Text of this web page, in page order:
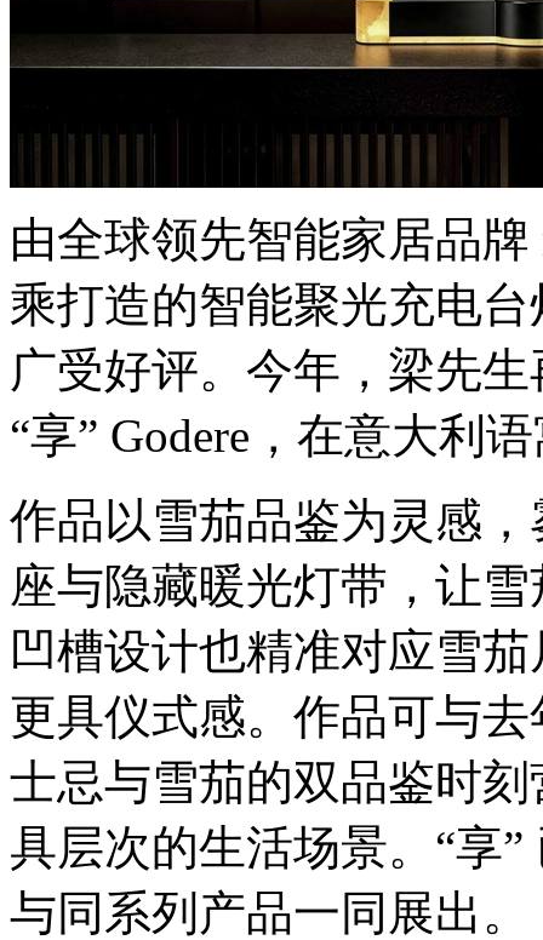
由全球领先智能家居品
乘打造的智能聚光充电
广受好评。今年，梁先
“享” Godere，在意大利
作品以雪茄品鉴为灵感
座与隐藏暖光灯带，让
凹槽设计也精准对应雪
更具仪式感。作品可与
士忌与雪茄的双品鉴时
具层次的生活场景。“享
与同系列产品一同展出。